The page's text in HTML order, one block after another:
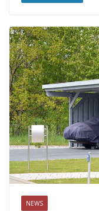
NEWS